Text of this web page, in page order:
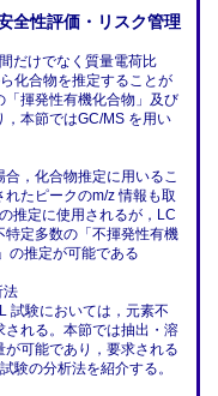
全性評価・リスク管理
だけでなく質量電荷比
化合物を推定することが
揮発性有機化合物」及び
，本節ではGC/MS を用い
，化合物推定に用いるこ
たピークのm/z 情報も取
推定に使用されるが，LC
定多数の「不揮発性有機
の推定が可能である
法
試験においては，元素不
れる。本節では抽出・溶
可能であり，要求される
験の分析法を紹介する。